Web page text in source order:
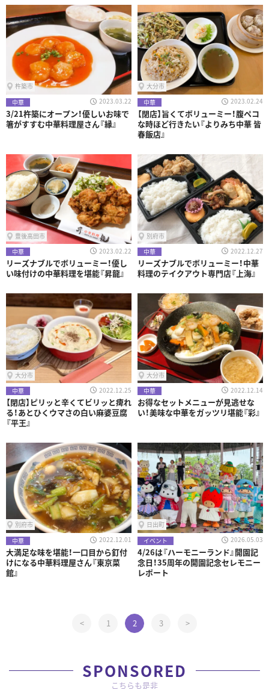
杵築市
中華
2023.03.22
3/21杵築にオープン！優しいお味で
箸がすすむ中華料理屋さん『縁』
大分市
中華
2023.02.24
【閉店】旨くてボリューミー！腹ペコ
な時ほど行きたい『よりみち中華 皆
春飯店』
豊後高田市
中華
2023.02.22
リーズナブルでボリューミー！優し
い味付けの中華料理を堪能『昇龍』
別府市
中華
2022.12.27
リーズナブルでボリューミー！中華
料理のテイクアウト専門店『上海』
大分市
中華
2022.12.25
【閉店】ピリッと辛くてビリッと痺れ
る！あとひくウマさの白い麻婆豆腐
『平王』
大分市
中華
2022.12.14
お得なセットメニューが見逃せな
い！美味な中華をガッツリ堪能『彩』
別府市
中華
2022.12.01
大満足な味を堪能！一口目から釘付
けになる中華料理屋さん『東京菜
館』
日出町
イベント
2026.05.03
4/26は『ハーモニーランド』開園記
念日！35周年の開園記念セレモニー
レポート
< 1 2 3 >
SPONSORED
こちらも是非